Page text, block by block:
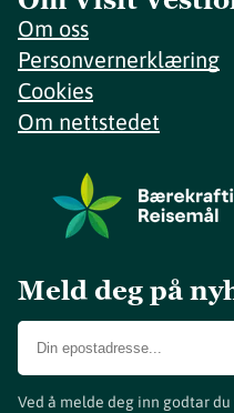
Om oss
Personvernerklæring
Cookies
Om nettstedet
Meld deg på
Ved å melde deg inn godtar